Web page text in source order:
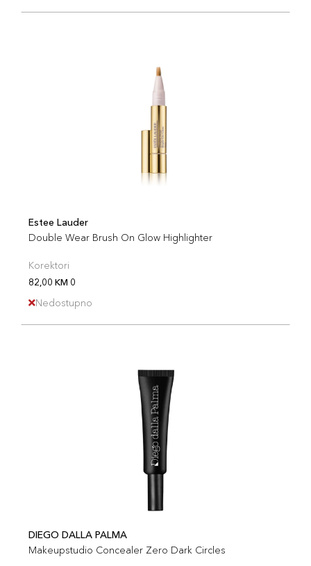
Estee Lauder
Double Wear Brush On Glow Highlighter
Korektori
82,00 KM 0
Nedostupno
DIEGO DALLA PALMA
Makeupstudio Concealer Zero Dark Circles